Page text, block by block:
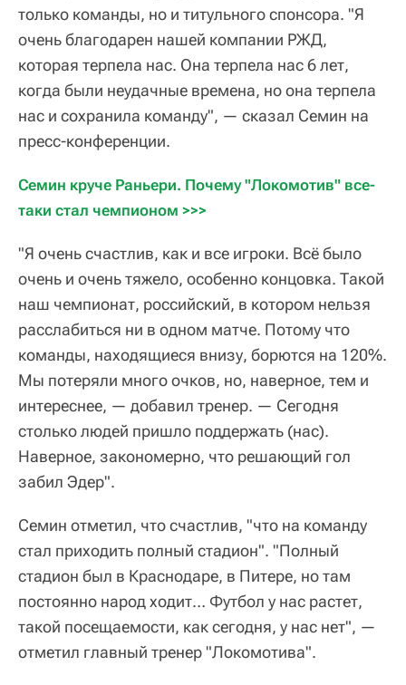
только команды, но и титульного спонсора. "Я
очень благодарен нашей компании РЖД,
которая терпела нас. Она терпела нас 6 лет,
когда были неудачные времена, но она терпела
нас и сохранила команду", — сказал Семин на
пресс-конференции.
Семин круче Раньери. Почему "Локомотив" все-
таки стал чемпионом >>>
"Я очень счастлив, как и все игроки. Всё было
очень и очень тяжело, особенно концовка. Такой
наш чемпионат, российский, в котором нельзя
расслабиться ни в одном матче. Потому что
команды, находящиеся внизу, борются на 120%.
Мы потеряли много очков, но, наверное, тем и
интереснее, — добавил тренер. — Сегодня
столько людей пришло поддержать (нас).
Наверное, закономерно, что решающий гол
забил Эдер".
Семин отметил, что счастлив, "что на команду
стал приходить полный стадион". "Полный
стадион был в Краснодаре, в Питере, но там
постоянно народ ходит… Футбол у нас растет,
такой посещаемости, как сегодня, у нас нет", —
отметил главный тренер "Локомотива".